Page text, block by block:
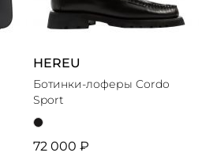
HEREU
Ботинки-лоферы Cordo
Sport
72 000 ₽